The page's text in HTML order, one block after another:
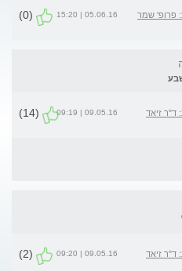
פרופ' שמר
05.06.16 | 15:20
(0)
זיאד
09.05.16 | 09:19
(14)
זיאד
09.05.16 | 09:20
(2)